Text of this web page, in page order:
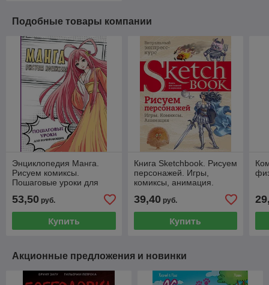
Подобные товары компании
Энциклопедия Манга.
Рисуем комиксы.
Пошаговые уроки для
53,50 руб.
Купить
Книга Sketchbook. Рисуем
персонажей. Игры,
комиксы, анимация.
39,40руб.
Купить
Акционные предложения и новинки